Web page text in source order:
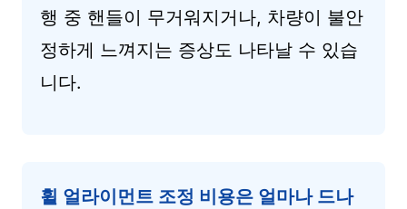
행 중 핸들이 무거워지거나, 차량이 불안
정하게 느껴지는 증상도 나타날 수 있습
니다.
휠 얼라이먼트 조정 비용은 얼마나 드나